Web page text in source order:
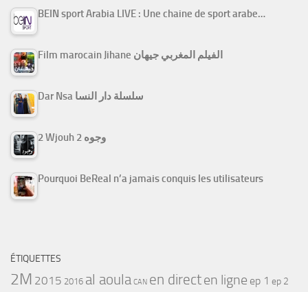
BEIN sport Arabia LIVE : Une chaine de sport arabe…
Film marocain Jihane الفيلم المغربي جيهان
Dar Nsa سلسلة دار النسا
2 Wjouh 2 وجوه
Pourquoi BeReal n’a jamais conquis les utilisateurs
ÉTIQUETTES
2M 2015 2016 al aoula CAN en directen ligne ep 1 ep 2